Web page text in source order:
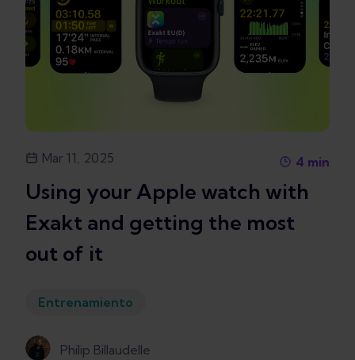
Mar 11, 2025 4 min
Using your Apple watch with
Exakt and getting the most
out of it
Entrenamiento
Philip Billaudelle